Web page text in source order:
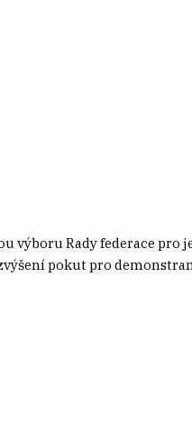
Rady federace pro
pokut pro